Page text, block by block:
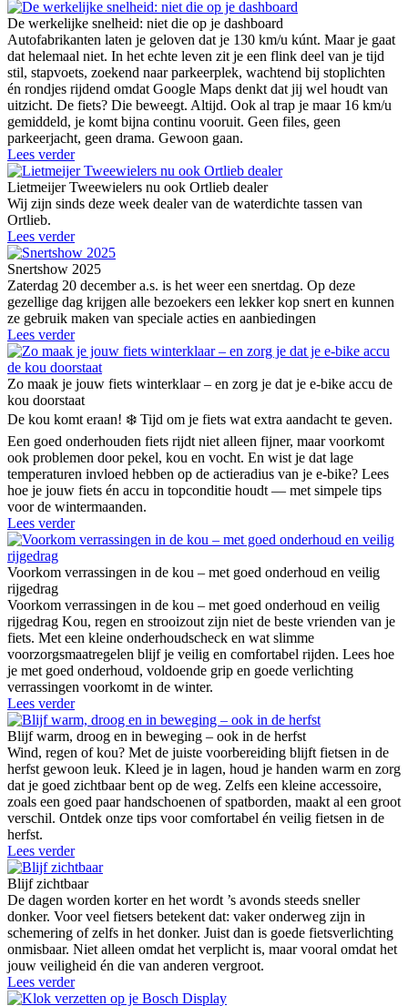
De werkelijke snelheid: niet die op je dashboard
Autofabrikanten laten je geloven dat je 130 km/u kúnt. Maar je gaat
dat helemaal niet. In het echte leven zit je een flink deel van je tijd
stil, stapvoets, zoekend naar parkeerplek, wachtend bij stoplichten
én rondjes rijdend omdat Google Maps denkt dat jij wel houdt van
uitzicht. De fiets? Die beweegt. Altijd. Ook al trap je maar 16 km/u
gemiddeld, je komt bijna continu vooruit. Geen files, geen
parkeerjacht, geen drama. Gewoon gaan.
Lees verder
Lietmeijer Tweewielers nu ook Ortlieb dealer
Wij zijn sinds deze week dealer van de waterdichte tassen van
Ortlieb.
Lees verder
Snertshow 2025
Zaterdag 20 december a.s. is het weer een snertdag. Op deze
gezellige dag krijgen alle bezoekers een lekker kop snert en kunnen
ze gebruik maken van speciale acties en aanbiedingen
Lees verder
Zo maak je jouw fiets winterklaar – en zorg je dat je e-bike accu de
kou doorstaat
De kou komt eraan! ❄️ Tijd om je fiets wat extra aandacht te geven.
Een goed onderhouden fiets rijdt niet alleen fijner, maar voorkomt
ook problemen door pekel, kou en vocht. En wist je dat lage
temperaturen invloed hebben op de actieradius van je e-bike? Lees
hoe je jouw fiets én accu in topconditie houdt — met simpele tips
voor de wintermaanden.
Lees verder
Voorkom verrassingen in de kou – met goed onderhoud en veilig
rijgedrag
Voorkom verrassingen in de kou – met goed onderhoud en veilig
rijgedrag Kou, regen en strooizout zijn niet de beste vrienden van je
fiets. Met een kleine onderhoudscheck en wat slimme
voorzorgsmaatregelen blijf je veilig en comfortabel rijden. Lees hoe
je met goed onderhoud, voldoende grip en goede verlichting
verrassingen voorkomt in de winter.
Lees verder
Blijf warm, droog en in beweging – ook in de herfst
Wind, regen of kou? Met de juiste voorbereiding blijft fietsen in de
herfst gewoon leuk. Kleed je in lagen, houd je handen warm en zorg
dat je goed zichtbaar bent op de weg. Zelfs een kleine accessoire,
zoals een goed paar handschoenen of spatborden, maakt al een groot
verschil. Ontdek onze tips voor comfortabel én veilig fietsen in de
herfst.
Lees verder
Blijf zichtbaar
De dagen worden korter en het wordt ’s avonds steeds sneller
donker. Voor veel fietsers betekent dat: vaker onderweg zijn in
schemering of zelfs in het donker. Juist dan is goede fietsverlichting
onmisbaar. Niet alleen omdat het verplicht is, maar vooral omdat het
jouw veiligheid én die van anderen vergroot.
Lees verder